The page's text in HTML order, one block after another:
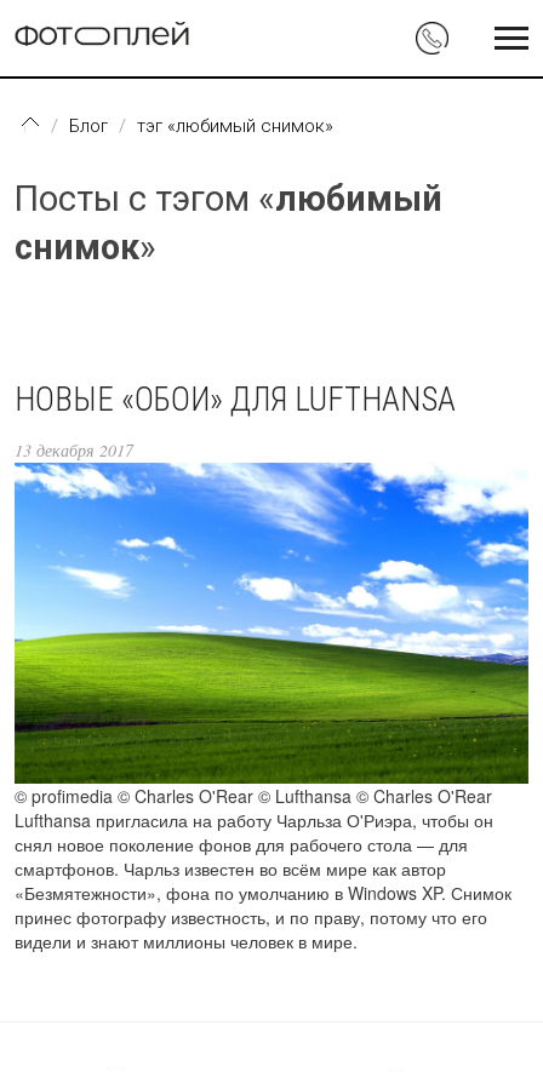
Блог тэг «любимый снимок»
Посты с тэгом «любимый
снимок»
НОВЫЕ «ОБОИ» ДЛЯ LUFTHANSA
13 декабря 2017
© profimedia © Charles O'Rear © Lufthansa © Charles O'Rear
Lufthansa пригласила на работу Чарльза О'Риэра, чтобы он
снял новое поколение фонов для рабочего стола — для
смартфонов. Чарльз известен во всём мире как автор
«Безмятежности», фона по умолчанию в Windows XP. Снимок
принес фотографу известность, и по праву, потому что его
видели и знают миллионы человек в мире.